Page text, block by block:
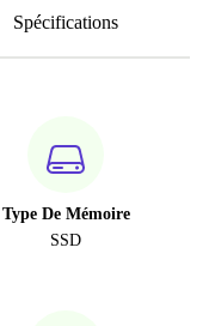
Spécifications
Type De Mémoire
SSD